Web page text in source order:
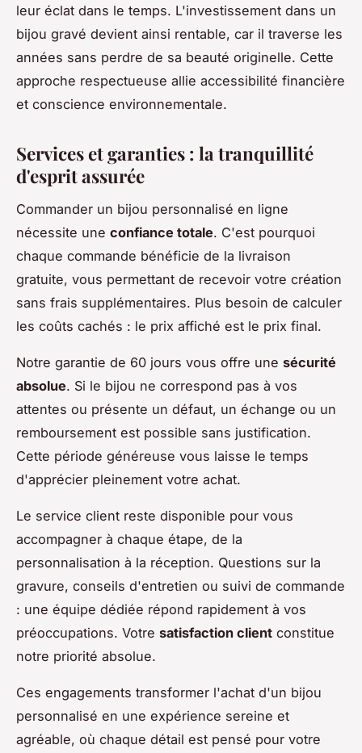
leur éclat dans le temps. L'investissement dans un
bijou gravé devient ainsi rentable, car il traverse les
années sans perdre de sa beauté originelle. Cette
approche respectueuse allie accessibilité financière
et conscience environnementale.
Services et garanties : la tranquillité
d'esprit assurée
Commander un bijou personnalisé en ligne
nécessite une confiance totale. C'est pourquoi
chaque commande bénéficie de la livraison
gratuite, vous permettant de recevoir votre création
sans frais supplémentaires. Plus besoin de calculer
les coûts cachés : le prix affiché est le prix final.
Notre garantie de 60 jours vous offre une sécurité
absolue. Si le bijou ne correspond pas à vos
attentes ou présente un défaut, un échange ou un
remboursement est possible sans justification.
Cette période généreuse vous laisse le temps
d'apprécier pleinement votre achat.
Le service client reste disponible pour vous
accompagner à chaque étape, de la
personnalisation à la réception. Questions sur la
gravure, conseils d'entretien ou suivi de commande
: une équipe dédiée répond rapidement à vos
préoccupations. Votre satisfaction client constitue
notre priorité absolue.
Ces engagements transformer l'achat d'un bijou
personnalisé en une expérience sereine et
agréable, où chaque détail est pensé pour votre